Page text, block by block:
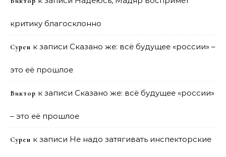
критику благосклонно
Сурен к записи Сказано же: всё будущее «россии» –
это её прошлое
Виктор к записи Сказано же: всё будущее «россии»
– это её прошлое
Сурен к записи Не надо затягивать инспекторские